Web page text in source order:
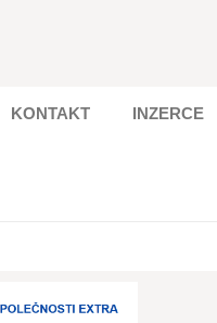
KONTAKT INZERCE